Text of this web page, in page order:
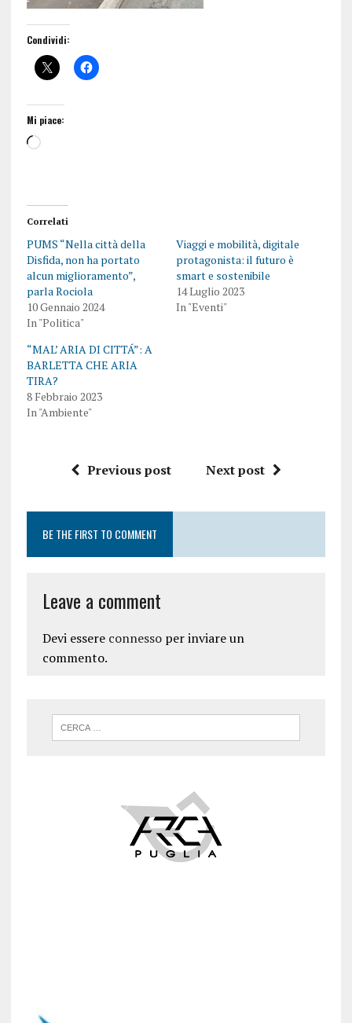
Condividi:
Mi piace:
Correlati
PUMS “Nella città della
Disfida, non ha portato
alcun miglioramento”,
parla Rociola
10 Gennaio 2024
In "Politica"
Viaggi e mobilità, digitale
protagonista: il futuro è
smart e sostenibile
14 Luglio 2023
In "Eventi"
“MAL’ ARIA DI CITTÁ”: A
BARLETTA CHE ARIA
TIRA?
8 Febbraio 2023
In "Ambiente"
Previous post Next post
BE THE FIRST TO COMMENT
Leave a comment
Devi essere connessoper inviare un
commento.